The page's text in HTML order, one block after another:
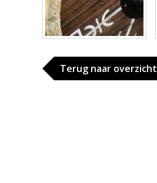
Terug naar overzicht